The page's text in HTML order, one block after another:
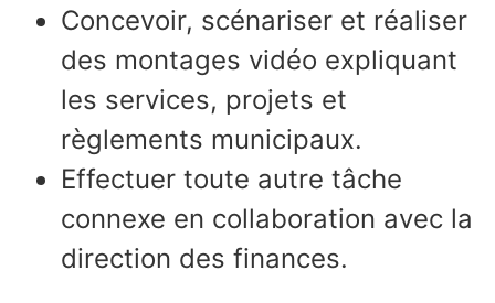
Concevoir, scénariser et réaliser
des montages vidéo expliquant
les services, projets et
règlements municipaux.
Effectuer toute autre tâche
connexe en collaboration avec la
direction des finances.